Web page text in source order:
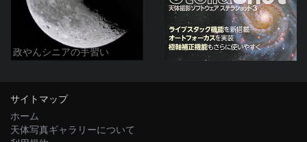
政やんシニアの手習い
サイトマップ
ホーム
天体写真ギャラリーについて